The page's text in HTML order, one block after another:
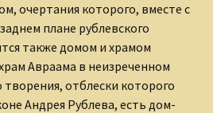
очертания которого, вместе с
плане рублевского
также домом и храмом
Авраама в неизреченном
творения, отблески которого
Андрея Рублева, есть дом-